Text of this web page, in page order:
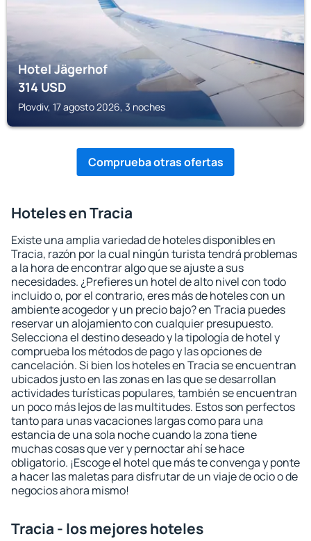
Hotel Jägerhof
314USD
Plovdiv, 17 agosto 2026, 3 noches
Comprueba otras ofertas
Hoteles en Tracia
Existe una amplia variedad de hoteles disponibles en
Tracia, razón por la cual ningún turista tendrá problemas
a la hora de encontrar algo que se ajuste a sus
necesidades. ¿Prefieres un hotel de alto nivel con todo
incluido o, por el contrario, eres más de hoteles con un
ambiente acogedor y un precio bajo? en Tracia puedes
reservar un alojamiento con cualquier presupuesto.
Selecciona el destino deseado y la tipología de hotel y
comprueba los métodos de pago y las opciones de
cancelación. Si bien los hoteles en Tracia se encuentran
ubicados justo en las zonas en las que se desarrollan
actividades turísticas populares, también se encuentran
un poco más lejos de las multitudes. Estos son perfectos
tanto para unas vacaciones largas como para una
estancia de una sola noche cuando la zona tiene
muchas cosas que ver y pernoctar ahí se hace
obligatorio. ¡Escoge el hotel que más te convenga y ponte
a hacer las maletas para disfrutar de un viaje de ocio o de
negocios ahora mismo!
Tracia - los mejores hoteles